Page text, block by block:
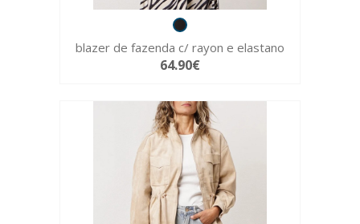
blazer de fazenda c/ rayon e elastano
64.90€